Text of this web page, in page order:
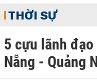
THỜI SỰ
5 cựu lãnh
Nẵng - Quảng